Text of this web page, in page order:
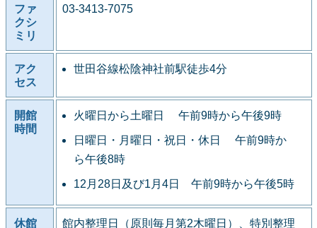
ファ
クシ
ミリ
03-3413-7075
アク
セス
世田谷線松陰神社前駅徒歩4分
開館
時間
火曜日から土曜日 午前9時から午後9時
日曜日・月曜日・祝日・休日 午前9時か
ら午後8時
12月28日及び1月4日 午前9時から午後5時
休館
館内整理日（原則毎月第2木曜日）、特別整理